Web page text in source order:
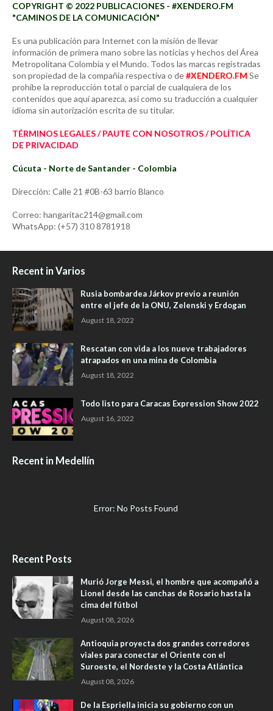
COPYRIGHT © 2022 PUBLICACIONES - #XENDERO.FM
"CAMINOS DE LA COMUNICACIÓN"
Es una publicación para Internet con la misión de llevar
información de primera mano sobre las noticias y hechos del Área
Metropolitana Colombia y el Mundo. Todos las marcas registradas
son propiedad de la compañía respectiva o de#XENDERO.FM Se
prohíbe la reproducción total o parcial de cualquiera de los
contenidos que aquí aparezca, así como su traducción a cualquier
idioma sin autorización escrita de su titular.
TÉRMINOS LEGALES / PAUTE CON NOSOTROS / POLÍTICA
DE PRIVACIDAD
Cúcuta - Norte de Santander - Colombia
Dirección: Calle 21 #0B-63 barrio Blanco
Correo: hangaritac214@gmail.com
WhatsApp: (+57) 310 8781918
Recent in Varios
Rusia bombardea Járkov previo a reunión
entre el jefe de la ONU, Zelenski y Erdogan
August 18, 2022
Rescatan con vida a los nueve trabajadores
atrapados en una mina de Colombia
August 18, 2022
Todo listo para Caracas Expression Show 2022
August 16, 2022
Recent in Medellín
Error: No Posts Found
Recent Posts
Murió Jorge Messi, el hombre que acompañó a
Lionel desde las canchas de Rosario hasta la
cima del fútbol
August 08, 2026
Antioquia proyecta dos grandes corredores
viales para conectar el Oriente con el
Suroeste, el Nordeste y la Costa Atlántica
August 08, 2026
De la Espriella inicia su gobierno con un